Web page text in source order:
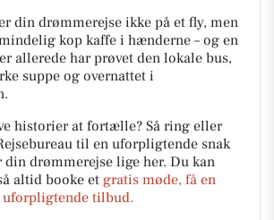
din drømmerejse ikke på et fly, men
kop kaffe i hænderne – og en
allerede har prøvet den lokale bus,
suppe og overnattet i
historier at fortælle? Så ring eller
til en uforpligtende snak
din drømmerejse lige her. Du kan
altid booke et gratis møde, få en
uforpligtende tilbud.